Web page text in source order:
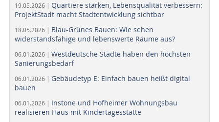
19.05.2026 | Quartiere stärken, Lebensqualität verbessern:
ProjektStadt macht Stadtentwicklung sichtbar
18.05.2026 | Blau-Grünes Bauen: Wie sehen
widerstandsfähige und lebenswerte Räume aus?
06.01.2026 | Westdeutsche Städte haben den höchsten
Sanierungsbedarf
06.01.2026 | Gebäudetyp E: Einfach bauen heißt digital
bauen
06.01.2026 | Instone und Hofheimer Wohnungsbau
realisieren Haus mit Kindertagesstätte